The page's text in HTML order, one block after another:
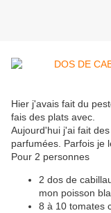
Hier j'avais fait du
fais des plats avec.
Aujourd'hui j'ai fait
parfumées. Parfois je
Pour 2 personnes
2 dos de
mon poisson
8 à 10 tomates